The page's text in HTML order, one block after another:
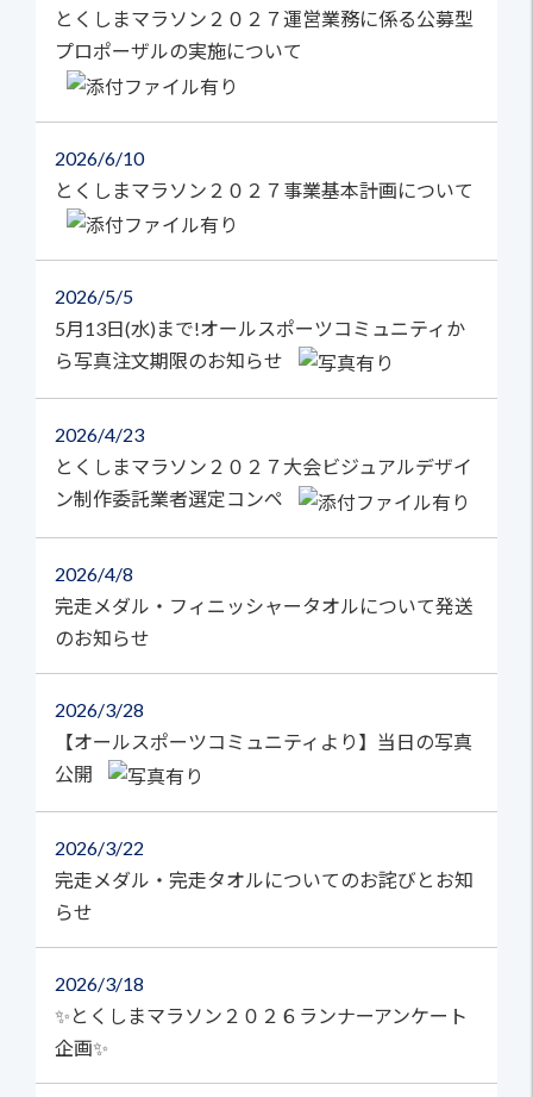
とくしまマラソン２０２７運営業務に係る公募型
プロポーザルの実施について
2026 6/10
とくしまマラソン２０２７事業基本計画について
2026 5/5
5月13日(水)まで!オールスポーツコミュニティか
ら写真注文期限のお知らせ
2026 4/23
とくしまマラソン２０２７大会ビジュアルデザイ
ン制作委託業者選定コンペ
2026 4/8
完走メダル・フィニッシャータオルについて発送
のお知らせ
2026 3/28
【オールスポーツコミュニティより】当日の写真
公開
2026 3/22
完走メダル・完走タオルについてのお詫びとお知
らせ
2026 3/18
✨とくしまマラソン２０２６ランナーアンケート
企画✨